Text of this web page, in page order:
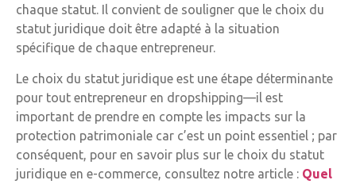
chaque statut. Il convient de souligner que le choix du
statut juridique doit être adapté à la situation
spécifique de chaque entrepreneur.
Le choix du statut juridique est une étape déterminante
pour tout entrepreneur en dropshipping—il est
important de prendre en compte les impacts sur la
protection patrimoniale car c’est un point essentiel ; par
conséquent, pour en savoir plus sur le choix du statut
juridique en e-commerce, consultez notre article : Quel